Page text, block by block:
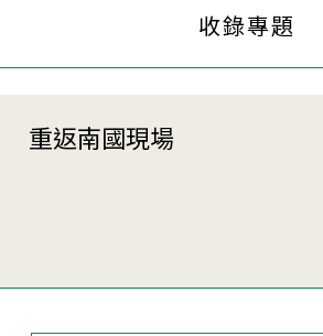
收錄專題
重返南國現場